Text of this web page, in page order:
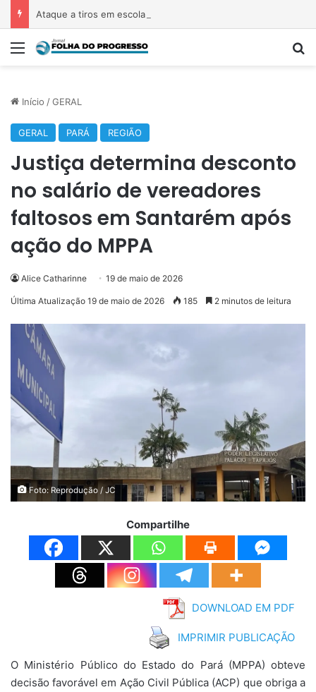
Menu
Início /GERAL
GERAL PARÁ REGIÃO
Justiça determina desconto
no salário de vereadores
faltosos em Santarém após
ação do MPPA
Alice Catharinne 19 de maio de 2026
Última Atualização 19 de maio de 2026 185 2 minutos de leitura
Foto: Reprodução / JC
Compartilhe
DOWNLOAD EM PDF
IMPRIMIR PUBLICAÇÃO
O Ministério Público do Estado do Pará (MPPA) obteve
decisão favorável em Ação Civil Pública (ACP) que obriga a